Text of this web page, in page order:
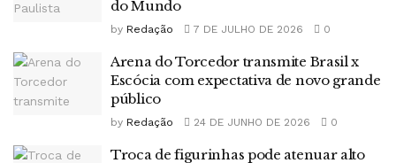
do Mundo
by Redação 7 DE JULHO DE 2026 0
Arena do Torcedor transmite Brasil x
Escócia com expectativa de novo grande
público
by Redação 24 DE JUNHO DE 2026 0
Troca de figurinhas pode atenuar alto